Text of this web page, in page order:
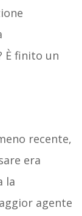
È finito un
recente,
era
la
agente